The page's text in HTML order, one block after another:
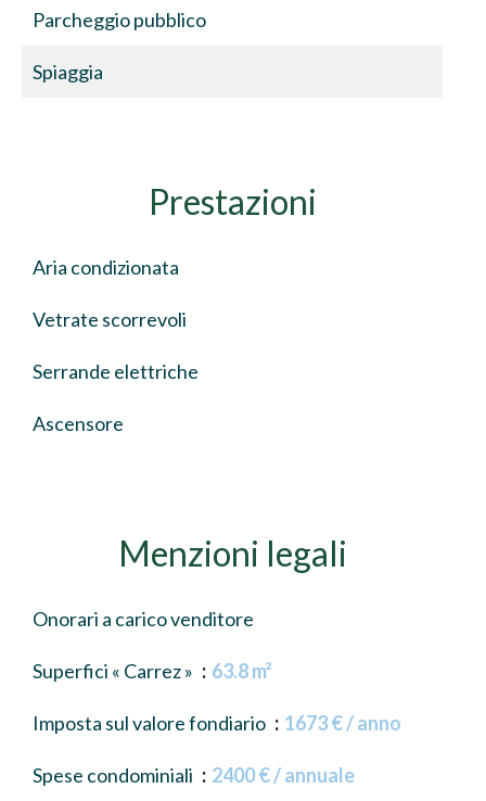
Parcheggio pubblico
Spiaggia
Prestazioni
Aria condizionata
Vetrate scorrevoli
Serrande elettriche
Ascensore
Menzioni legali
Onorari a carico venditore
Superfici « Carrez » 63.8 m²
Imposta sul valore fondiario 1673 € / anno
Spese condominiali 2400 € / annuale